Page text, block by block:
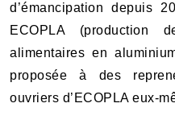
d’émancipation depuis
ECOPLA (production
alimentaires en
proposée à des
ouvriers d’ECOPLA eux-